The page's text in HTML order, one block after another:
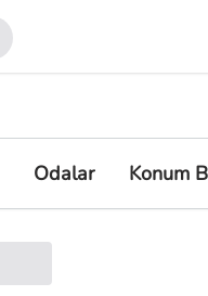
Odalar Konum